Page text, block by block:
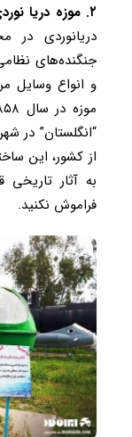
۲. موزه دریا نوردی:
دریانوردی در
جنگنده‌های
و انواع وسایل
“انگلستان” در
از کشور، این
به آثار تاریخی
فراموش نکنید.